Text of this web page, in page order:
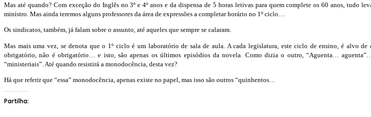
Mas até quando? Com exceção do Inglês no 3º e 4º anos e da dispensa de 5 horas letivas para quem complete os 60 anos, tudo
ministro. Mas ainda teremos alguns professores da área de expressões a completar horário no 1º ciclo…
Os sindicatos, também, já falam sobre o assunto, até aqueles que sempre se calaram.
Mas mais uma vez, se denota que o 1º ciclo é um laboratório de sala de aula. A cada legislatura, este ciclo de ensino, é alvo
obrigatório, não é obrigatório… e isto, são apenas os últimos episódios da novela. Como dizia o outro, “Aguenta…
“ministeriais”. Até quando resistirá a monodocência, desta vez?
Há que referir que “essa” monodocência, apenas existe no papel, mas isso são outros “quinhentos…
Partilha: